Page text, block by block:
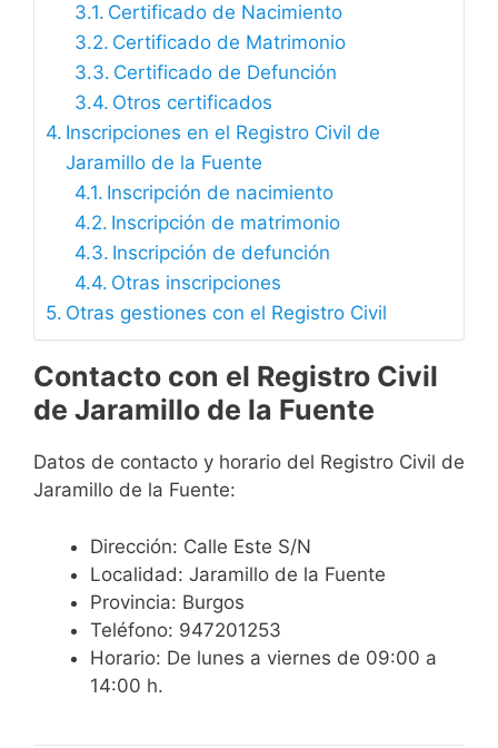
Certificado de Nacimiento
Certificado de Matrimonio
Certificado de Defunción
Otros certificados
Inscripciones en el Registro Civil de
Jaramillo de la Fuente
Inscripción de nacimiento
Inscripción de matrimonio
Inscripción de defunción
Otras inscripciones
Otras gestiones con el Registro Civil
Contacto con el Registro Civil
de Jaramillo de la Fuente
Datos de contacto y horario del Registro Civil de
Jaramillo de la Fuente:
Dirección: Calle Este S/N
Localidad: Jaramillo de la Fuente
Provincia: Burgos
Teléfono: 947201253
Horario: De lunes a viernes de 09:00 a
14:00 h.